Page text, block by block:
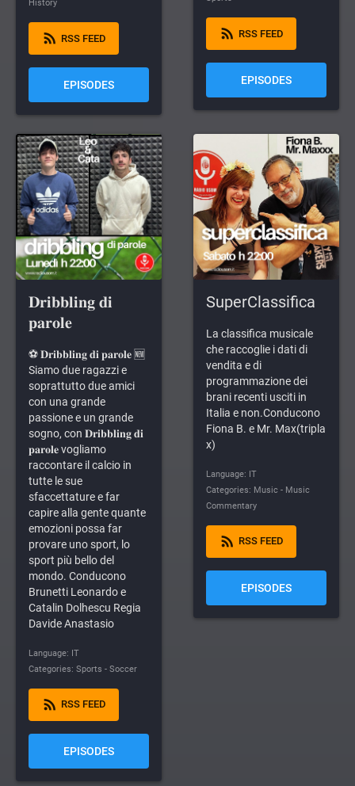
History
rss_feed RSS FEED
EPISODES
rss_feed RSS FEED
EPISODES
𝐃𝐫𝐢𝐛𝐛𝐥𝐢𝐧𝐠 𝐝𝐢
𝐩𝐚𝐫𝐨𝐥𝐞
⚽ 𝐃𝐫𝐢𝐛𝐛𝐥𝐢𝐧𝐠 𝐝𝐢 𝐩𝐚𝐫𝐨𝐥𝐞 🆕
Siamo due ragazzi e
soprattutto due amici
con una grande
passione e un grande
sogno, con 𝐃𝐫𝐢𝐛𝐛𝐥𝐢𝐧𝐠 𝐝𝐢
𝐩𝐚𝐫𝐨𝐥𝐞 vogliamo
raccontare il calcio in
tutte le sue
sfaccettature e far
capire alla gente quante
emozioni possa far
provare uno sport, lo
sport più bello del
mondo. Conducono
Brunetti Leonardo e
Catalin Dolhescu Regia
Davide Anastasio
Language: IT
Categories: Sports - Soccer
rss_feed RSS FEED
EPISODES
SuperClassifica
La classifica musicale
che raccoglie i dati di
vendita e di
programmazione dei
brani recenti usciti in
Italia e non.Conducono
Fiona B. e Mr. Max(tripla
x)
Language: IT
Categories: Music - Music
Commentary
rss_feed RSS FEED
EPISODES